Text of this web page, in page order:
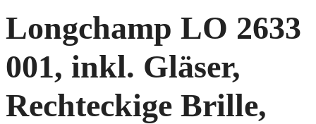
Longchamp LO 2633
001, inkl. Gläser,
Rechteckige Brille,